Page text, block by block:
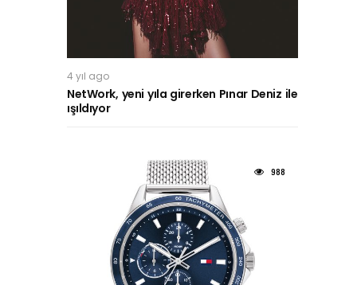
4 yıl ago
NetWork, yeni yıla girerken Pınar Deniz ile
ışıldıyor
988